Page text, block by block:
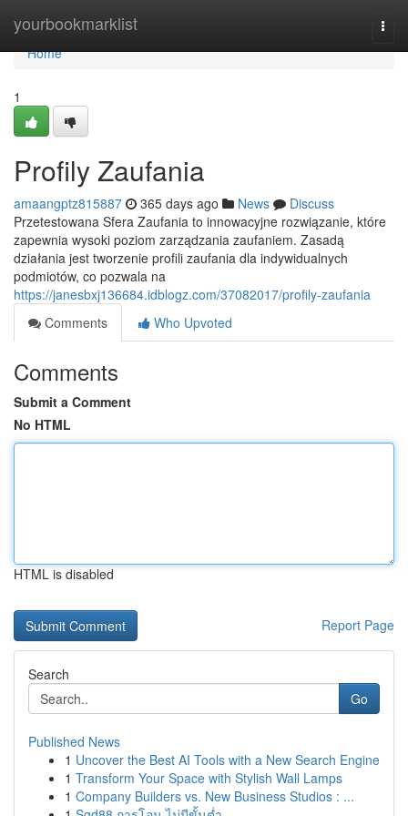
yourbookmarklist
Home
Home
1
Profily Zaufania
amaangptz815887 365 days ago News
Discuss
Przetestowana Sfera Zaufania to innowacyjne rozwiązanie, które
zapewnia wysoki poziom zarządzania zaufaniem. Zasadą
działania jest tworzenie profili zaufania dla indywidualnych
podmiotów, co pozwala na
https://janesbxj136684.idblogz.com/37082017/profily-zaufania
Comments
Who Upvoted
Comments
Submit a Comment
No HTML
HTML is disabled
Report Page
Search
Go
Published News
1 Uncover the Best AI Tools with a New Search Engine
1 Transform Your Space with Stylish Wall Lamps
1 Company Builders vs. New Business Studios : ...